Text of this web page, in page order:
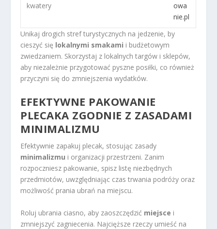
kwatery
owa
nie.pl
Unikaj drogich stref turystycznych na jedzenie, by
cieszyć się lokalnymi smakami i budżetowym
zwiedzaniem. Skorzystaj z lokalnych targów i sklepów,
aby niezależnie przygotować pyszne posiłki, co również
przyczyni się do zmniejszenia wydatków.
EFEKTYWNE PAKOWANIE
PLECAKA ZGODNIE Z ZASADAMI
MINIMALIZMU
Efektywnie zapakuj plecak, stosując zasady
minimalizmu i organizacji przestrzeni. Zanim
rozpoczniesz pakowanie, spisz listę niezbędnych
przedmiotów, uwzględniając czas trwania podróży oraz
możliwość prania ubrań na miejscu.
Roluj ubrania ciasno, aby zaoszczędzić miejsce i
zmniejszyć zagniecenia. Najcięższe rzeczy umieść na